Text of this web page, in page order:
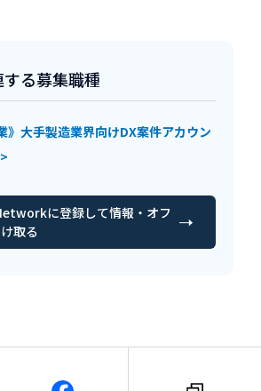
る募集職種
》大手製造業界向けDX案件アカウン
に登録して情報・オフ
取る